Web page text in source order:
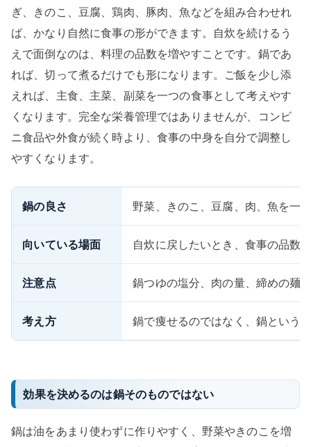
ぎ、きのこ、豆腐、鶏肉、豚肉、魚などを組み合わせれ
ば、かなり自然に食事の形ができます。自炊を続けるう
えで面倒なのは、料理の品数を増やすことです。鍋であ
れば、切って煮るだけでも形になります。ご飯を少し添
えれば、主食、主菜、副菜を一つの食事として考えやす
くなります。完全な栄養管理ではありませんが、コンビ
ニ食品や外食が続く時より、食事の中身を自分で調整し
やすくなります。
鍋の良さ 野菜、きのこ、豆腐、肉、魚を一
向いている場面 自炊に戻したいとき、食事の品数
注意点 鍋つゆの塩分、肉の量、締めの麺
考え方 鍋で痩せるのではなく、鍋という
効果を決めるのは鍋そのものではない
鍋は油をあまり使わずに作りやすく、野菜やきのこを増